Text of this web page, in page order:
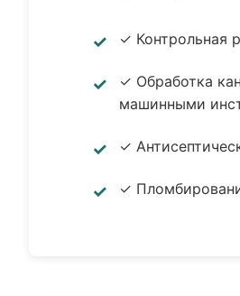
✓ Контрольная
✓ Обработка
машинными
✓
✓